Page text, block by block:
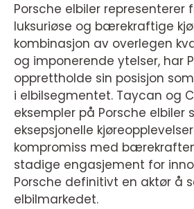
Porsche elbiler representerer
luksuriøse og bærekraftige
kombinasjon av overlegen
og imponerende ytelser, har
opprettholde sin posisjon
i elbilsegmentet. Taycan og
eksempler på Porsche elbiler
eksepsjonelle
kompromiss med
stadige engasjement for
Porsche definitivt en aktør å
elbilmarkedet.